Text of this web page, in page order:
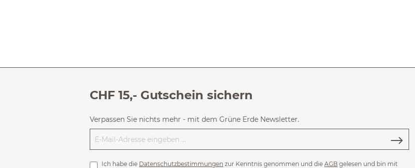
CHF 15,- Gutschein sichern
Verpassen Sie nichts mehr - mit dem Grüne Erde Newsletter.
Ich habe die Datenschutzbestimmungen zur Kenntnis genommen und die AGB gelesen und bin mit